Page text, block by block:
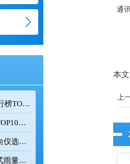
2026年便携式流速仪排行榜TOP10：采购前必看的实力榜单
排水管网水质监测系统TOP10推荐榜单
迷你三维无人机风速风向仪选型：云境天合TH-F1H助力空中风场监测
翻斗式、称重式、光学式雨量计精度大横评：哪种雨量计测量最准？
通
本
上